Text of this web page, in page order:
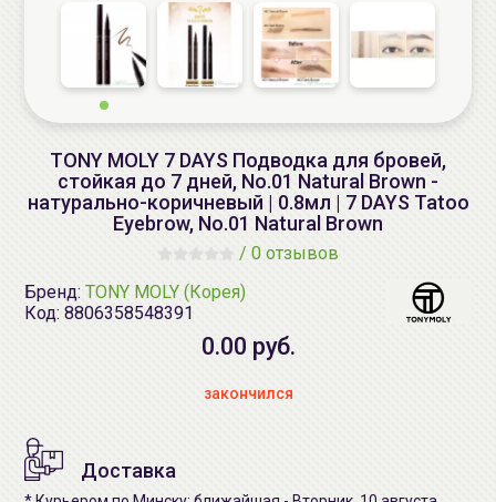
TONY MOLY 7 DAYS Подводка для бровей,
стойкая до 7 дней, No.01 Natural Brown -
натурально-коричневый | 0.8мл | 7 DAYS Tatoo
Eyebrow, No.01 Natural Brown
/ 0 отзывов
Бренд: TONY MOLY (Корея)
Код: 8806358548391
0.00 руб.
закончился
Доставка